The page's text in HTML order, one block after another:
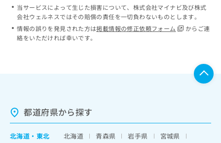
当サービスによって生じた損害について、株式会社マイナビ及び株式
会社ウェルネスではその賠償の責任を一切負わないものとします。
情報の誤りを発見された方は掲載情報の修正依頼フォーム
からご連
絡をいただければ幸いです。
都道府県から探す
北海道 ・ 東北 北海道 青森県 岩手県
宮城県